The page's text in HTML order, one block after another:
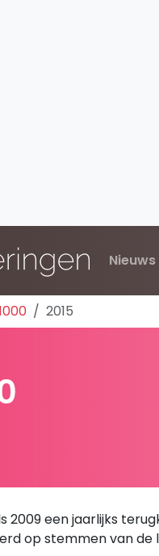
Nieuws
2015
2009 een jaarlijks
op stemmen van de